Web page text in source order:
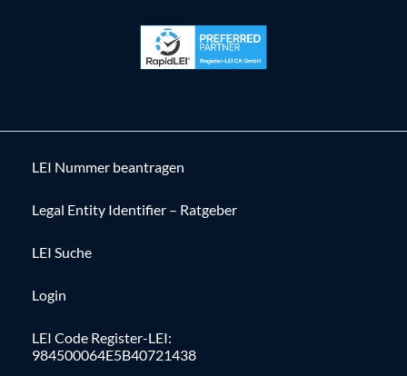
LEI Nummer beantragen
Legal Entity Identifier – Ratgeber
LEI Suche
Login
LEI Code Register-LEI:
984500064E5B40721438